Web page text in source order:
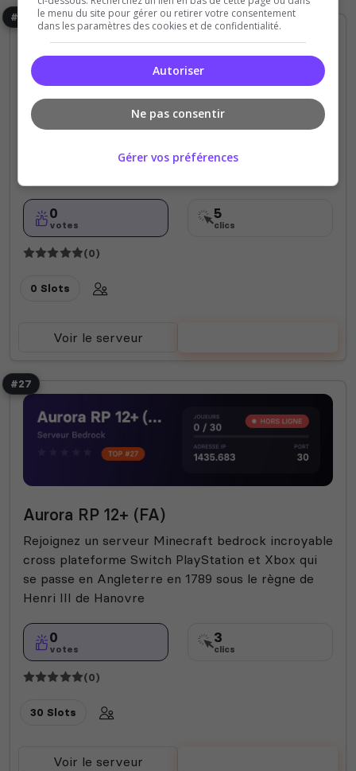
#26
0
votes
5
clics
(0)
0 Slots
Voir le serveur
#27
Aurora RP 12+ (FA)
Rejoignez un serveur Minecraft bedrock incroyable
cross plateforme Switch PlayStation et Xbox qui
se passe en Angleterre en 1789 sous le règne de
Henri III de Hanovre
0
votes
3
clics
(0)
30 Slots
Voir le serveur
le menu du site pour gérer ou retirer votre consentement
dans les paramètres des cookies et de confidentialité.
Autoriser
Ne pas consentir
Gérer vos préférences